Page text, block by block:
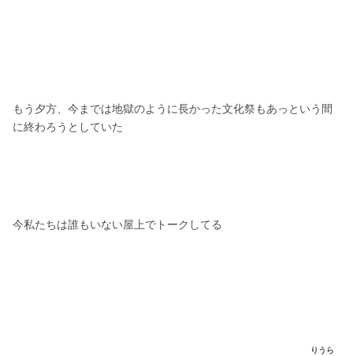
もう夕方、今までは地獄のように長かった文化祭もあっという間
に終わろうとしていた
今私たちは誰もいない屋上でトークしてる
りうら